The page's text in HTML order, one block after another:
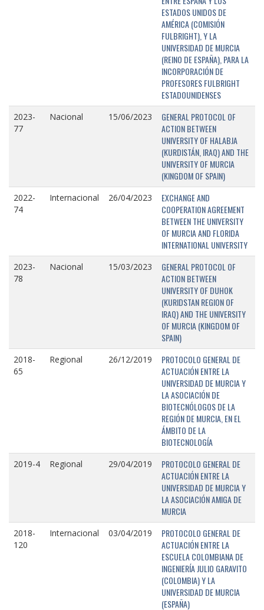
ESTADOS UNIDOS DE
AMÉRICA (COMISIÓN
FULBRIGHT), Y LA
UNIVERSIDAD DE MURCIA
(REINO DE ESPAÑA), PARA LA
INCORPORACIÓN DE
PROFESORES FULBRIGHT
ESTADOUNIDENSES
2023-
77
Nacional 15/06/2023
GENERAL PROTOCOL OF
ACTION BETWEEN
UNIVERSITY OF HALABJA
(KURDISTÁN, IRAQ) AND THE
UNIVERSITY OF MURCIA
(KINGDOM OF SPAIN)
2022-
74
Internacional 26/04/2023
EXCHANGE AND
COOPERATION AGREEMENT
BETWEEN THE UNIVERSITY
OF MURCIA AND FLORIDA
INTERNATIONAL UNIVERSITY
2023-
78
Nacional 15/03/2023
GENERAL PROTOCOL OF
ACTION BETWEEN
UNIVERSITY OF DUHOK
(KURIDSTAN REGION OF
IRAQ) AND THE UNIVERSITY
OF MURCIA (KINGDOM OF
SPAIN)
2018-
65
Regional 26/12/2019
PROTOCOLO GENERAL DE
ACTUACIÓN ENTRE LA
UNIVERSIDAD DE MURCIA Y
LA ASOCIACIÓN DE
BIOTECNÓLOGOS DE LA
REGIÓN DE MURCIA, EN EL
ÁMBITO DE LA
BIOTECNOLOGÍA
2019-4 Regional 29/04/2019
PROTOCOLO GENERAL DE
ACTUACIÓN ENTRE LA
UNIVERSIDAD DE MURCIA Y
LA ASOCIACIÓN AMIGA DE
MURCIA
2018-
120
Internacional 03/04/2019
PROTOCOLO GENERAL DE
ACTUACIÓN ENTRE LA
ESCUELA COLOMBIANA DE
INGENIERÍA JULIO GARAVITO
(COLOMBIA) Y LA
UNIVERSIDAD DE MURCIA
(ESPAÑA)